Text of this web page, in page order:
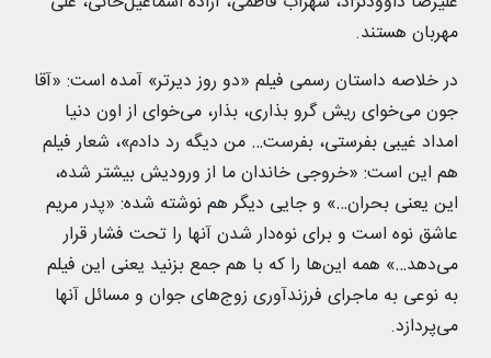
مهربان هستند.
در خلاصه داستان رسمی فیلم «دو روز دیرتر» آمده است: «آقا
جون می‌خوای ریش گرو بذاری، بذار، می‌خوای از اون دنیا
امداد غیبی بفرستی، بفرست… من دیگه رد دادم»، شعار فیلم
هم این است: «خروجی خاندان ما از ورودیش بیشتر شده،
این یعنی بحران…» و جایی دیگر هم نوشته شده: «پدر مریم
عاشق نوه است و برای نوه‌دار شدن آنها را تحت فشار قرار
می‌دهد…» همه این‌ها را که با هم جمع بزنید یعنی این فیلم
به نوعی به ماجرای فرزندآوری زوج‌های جوان و مسائل آنها
می‌پردازد.